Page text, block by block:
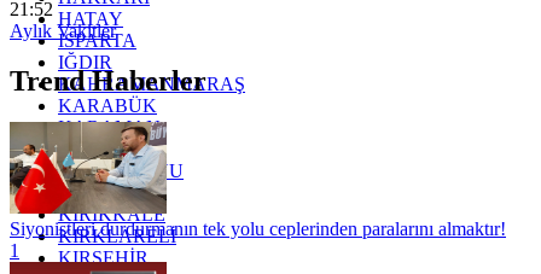
HATAY
ISPARTA
IĞDIR
KAHRAMANMARAŞ
KARABÜK
KARAMAN
KARS
KASTAMONU
KAYSERİ
KIRIKKALE
KIRKLARELİ
KIRŞEHİR
21:52
Aylık Vakitler
Trend Haberler
Siyonistleri durdurmanın tek yolu ceplerinden paralarını almaktır!
1